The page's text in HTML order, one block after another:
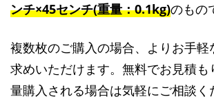
ンチ×45センチ(重量：0.1kg)のもの
複数枚のご購入の場合、よりお手軽
求めいただけます。無料でお見積も
量購入される場合は気軽にご相談く